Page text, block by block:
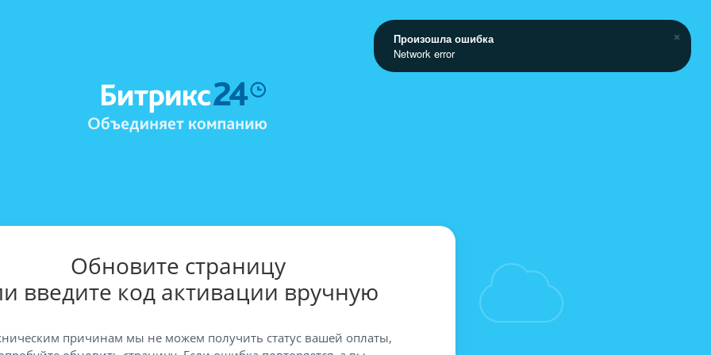
Обновите страницу
введите код активации вручную
причинам мы не можем получить статус вашей оплаты,
Произошла ошибка
Network error